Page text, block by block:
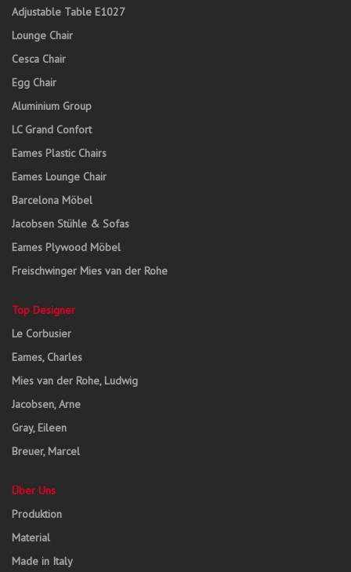
Adjustable Table E1027
Lounge Chair
Cesca Chair
Egg Chair
Aluminium Group
LC Grand Confort
Eames Plastic Chairs
Eames Lounge Chair
Barcelona Möbel
Jacobsen Stühle & Sofas
Eames Plywood Möbel
Freischwinger Mies van der Rohe
Top Designer
Le Corbusier
Eames, Charles
Mies van der Rohe, Ludwig
Jacobsen, Arne
Gray, Eileen
Breuer, Marcel
Über Uns
Produktion
Material
Made in Italy